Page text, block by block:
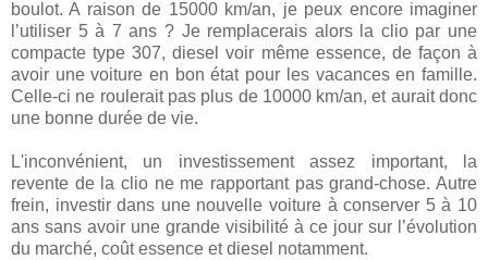
boulot. A raison de 15000 km/an, je peux encore imaginer
l’utiliser 5 à 7 ans ? Je remplacerais alors la clio par une
compacte type 307, diesel voir même essence, de façon à
avoir une voiture en bon état pour les vacances en famille.
Celle-ci ne roulerait pas plus de 10000 km/an, et aurait donc
une bonne durée de vie.
L'inconvénient, un investissement assez important, la
revente de la clio ne me rapportant pas grand-chose. Autre
frein, investir dans une nouvelle voiture à conserver 5 à 10
ans sans avoir une grande visibilité à ce jour sur l’évolution
du marché, coût essence et diesel notamment.